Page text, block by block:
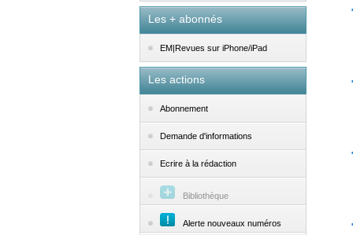
Les + abonnés
EM|Revues sur iPhone/iPad
Les actions
Abonnement
Demande d'informations
Ecrire à la rédaction
Bibliothèque
Alerte nouveaux numéros